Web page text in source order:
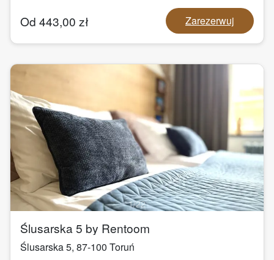
Od 443,00 zł Zarezerwuj
1/22
Ślusarska 5 by Rentoom
Ślusarska 5, 87-100 Toruń